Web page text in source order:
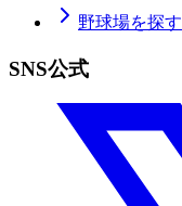
野球場を探す
SNS公式